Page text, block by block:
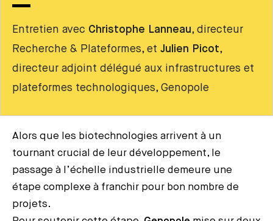
Entretien avec Christophe Lanneau, directeur
Recherche & Plateformes, et Julien Picot,
directeur adjoint délégué aux infrastructures et
plateformes technologiques, Genopole
Alors que les biotechnologies arrivent à un
tournant crucial de leur développement, le
passage à l’échelle industrielle demeure une
étape complexe à franchir pour bon nombre de
projets.